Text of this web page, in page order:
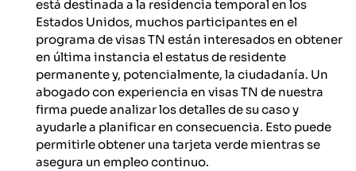
está destinada a la residencia temporal en los
Estados Unidos, muchos participantes en el
programa de visas TN están interesados en obtener
en última instancia el estatus de residente
permanente y, potencialmente, la ciudadanía. Un
abogado con experiencia en visas TN de nuestra
firma puede analizar los detalles de su caso y
ayudarle a planificar en consecuencia. Esto puede
permitirle obtener una tarjeta verde mientras se
asegura un empleo continuo.